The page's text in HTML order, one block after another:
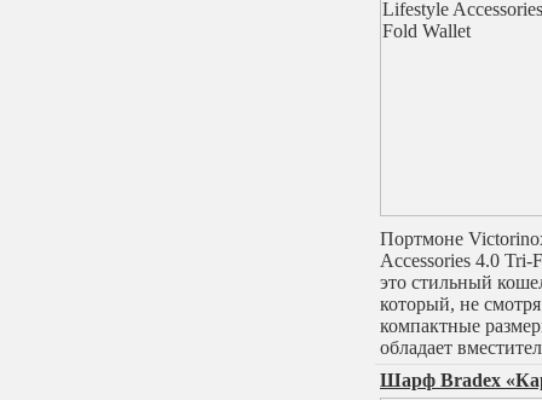
Портмоне
Accessories 4.0 Tri-
это стильный
который, не
компактные
обладает
Шарф Bradex